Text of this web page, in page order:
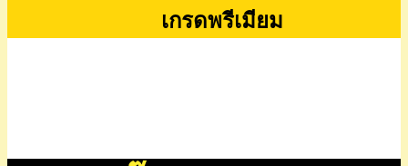
เกรดพรีเมียม